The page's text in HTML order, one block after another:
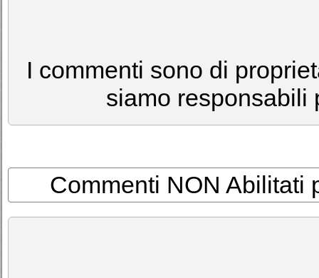
I commenti sono di
siamo responsabili
Commenti NON Abilitati